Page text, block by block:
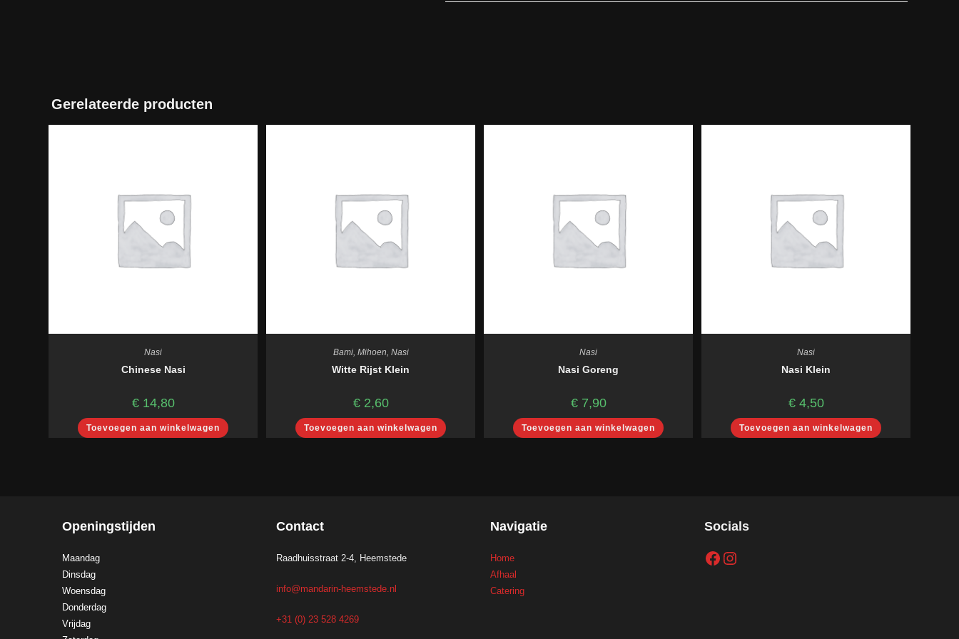
Gerelateerde producten
Nasi
Chinese Nasi
€14,80
Toevoegen aan winkelwagen
Bami, Mihoen Nasi
Witte Rijst Klein
€2,60
Toevoegen aan winkelwagen
Nasi
Nasi Goreng
€7,90
Toevoegen aan winkelwagen
Nasi
Nasi Klein
€4,50
Toevoegen aan winkelwagen
Openingstijden
Maandag
Dinsdag
Woensdag
Donderdag
Vrijdag
Contact
Raadhuisstraat 2-4, Heemstede
info@mandarin-heemstede.nl
+31 (0) 23 528 4269
Navigatie
Home
Afhaal
Catering
Socials
FacebookInstagram